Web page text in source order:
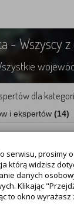
serwisu, prosimy
którą widzisz
danych
Klikając
to okno wyrażasz
- Wszyscy z
dla
i ekspertów (14)
Opinii:0